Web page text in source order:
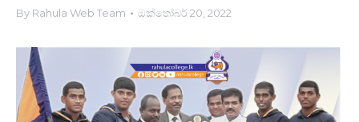
By Rahula Web Team ඔක්තෝබර් 20, 2022